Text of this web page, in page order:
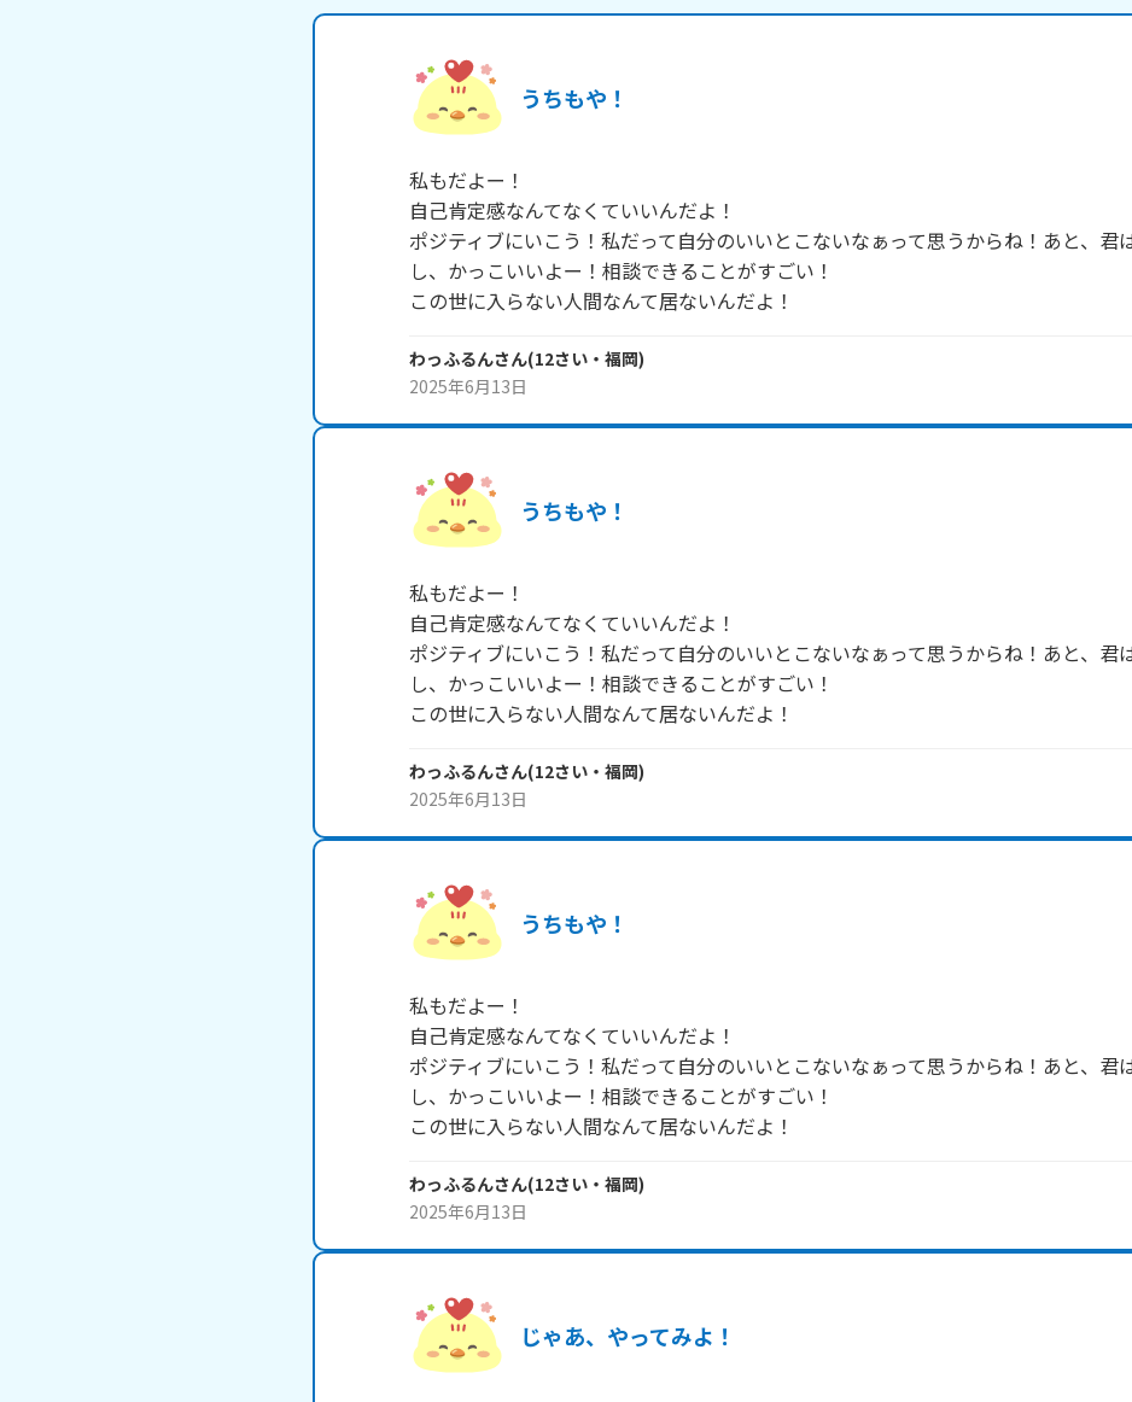
うちもや！
私もだよー！
自己肯定感なんてなくていいんだよ！
ポジティブにいこう！私だって自分のいいとこないなぁって思うからね！あと、君
し、かっこいいよー！相談できることがすごい！
この世に入らない人間なんて居ないんだよ！
わっふるんさん(12さい・ 福岡)
2025年6月13日
うちもや！
私もだよー！
自己肯定感なんてなくていいんだよ！
ポジティブにいこう！私だって自分のいいとこないなぁって思うからね！あと、君
し、かっこいいよー！相談できることがすごい！
この世に入らない人間なんて居ないんだよ！
わっふるんさん(12さい・ 福岡)
2025年6月13日
うちもや！
私もだよー！
自己肯定感なんてなくていいんだよ！
ポジティブにいこう！私だって自分のいいとこないなぁって思うからね！あと、君
し、かっこいいよー！相談できることがすごい！
この世に入らない人間なんて居ないんだよ！
わっふるんさん(12さい・ 福岡)
2025年6月13日
じゃあ、やってみよ！